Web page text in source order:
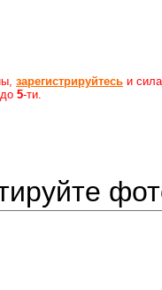
зарегистрируйтесь и
5-ти.